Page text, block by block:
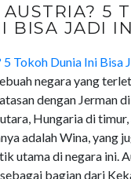
5
BISA JADI
Tokoh Dunia Ini Bisa
negara yang
dengan Jerman
Hungaria di
adalah Wina, yang
utama di negara ini.
bagian dari